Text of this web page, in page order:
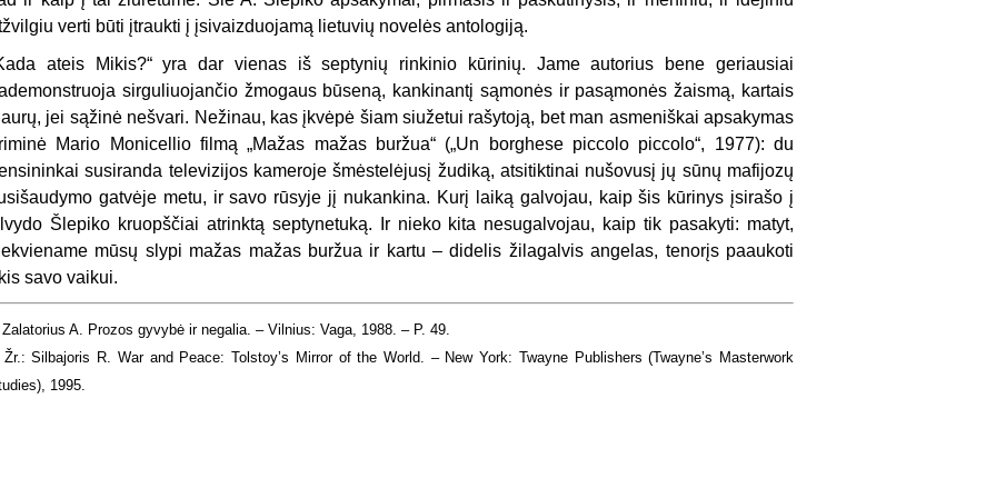
verti būti įtraukti į įsivaizduojamą lietuvių novelės antologiją.
ateis Mikis?“ yra dar vienas iš septynių rinkinio kūrinių. Jame autorius bene geriausiai
sirguliuojančio žmogaus būseną, kankinantį sąmonės ir pasąmonės žaismą, kartais
jei sąžinė nešvari. Nežinau, kas įkvėpė šiam siužetui rašytoją, bet man asmeniškai apsakymas
Mario Monicellio filmą „Mažas mažas buržua“ („Un borghese piccolo piccolo“, 1977): du
susiranda televizijos kameroje šmėstelėjusį žudiką, atsitiktinai nušovusį jų sūnų mafijozų
gatvėje metu, ir savo rūsyje jį nukankina. Kurį laiką galvojau, kaip šis kūrinys įsirašo į
Šlepiko kruopščiai atrinktą septynetuką. Ir nieko kita nesugalvojau, kaip tik pasakyti: matyt,
mūsų slypi mažas mažas buržua ir kartu – didelis žilagalvis angelas, tenorįs paaukoti
savo vaikui.
Zalatorius A. Prozos gyvybė ir negalia. – Vilnius: Vaga, 1988. – P. 49.
Žr.: Silbajoris R. War and Peace: Tolstoy’s Mirror of the World. – New York: Twayne Publishers (Twayne’s Masterwork
1995.